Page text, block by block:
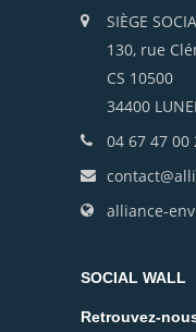
SIÈGE
130, rue
CS 10500
34400 LUNEL
04 67 47 00
alliance-
SOCIAL WALL
Retrouvez-